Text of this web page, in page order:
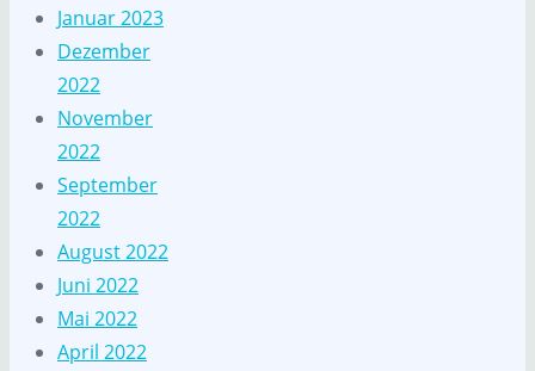
Januar 2023
Dezember
2022
November
2022
September
2022
August 2022
Juni 2022
Mai 2022
April 2022